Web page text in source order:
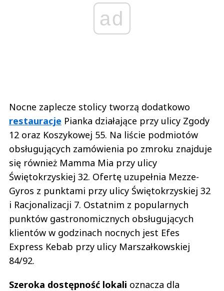
ad
Nocne zaplecze stolicy tworzą dodatkowo
restauracje Pianka działające przy ulicy Zgody
12 oraz Koszykowej 55. Na liście podmiotów
obsługujących zamówienia po zmroku znajduje
się również Mamma Mia przy ulicy
Świętokrzyskiej 32. Ofertę uzupełnia Mezze-
Gyros z punktami przy ulicy Świętokrzyskiej 32
i Racjonalizacji 7. Ostatnim z popularnych
punktów gastronomicznych obsługujących
klientów w godzinach nocnych jest Efes
Express Kebab przy ulicy Marszałkowskiej
84/92.
Szeroka dostępność lokali oznacza dla